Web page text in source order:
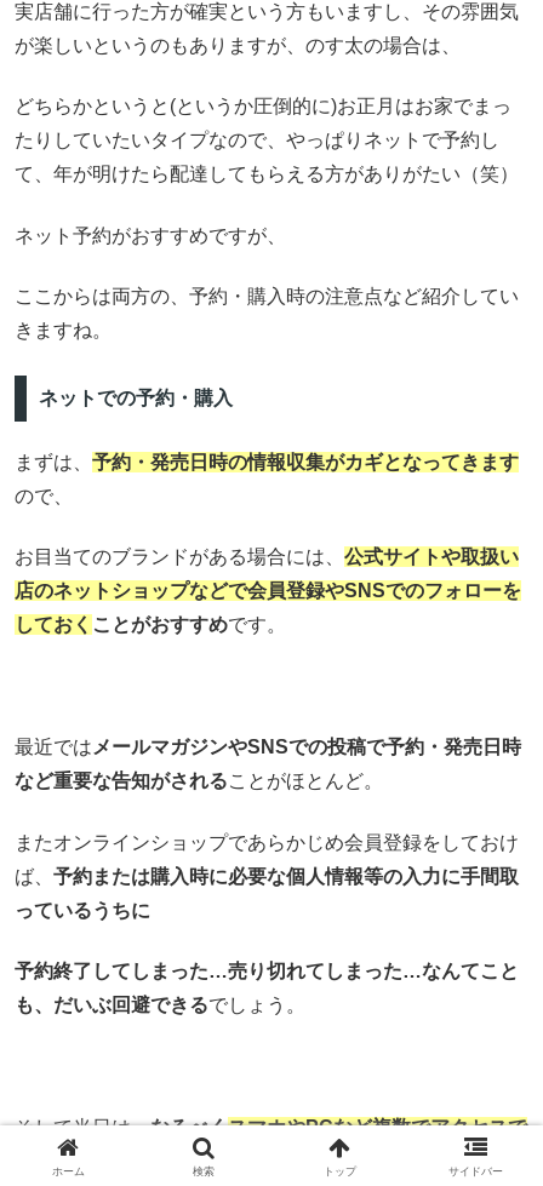
実店舗に行った方が確実という方もいますし、その雰囲気
が楽しいというのもありますが、のす太の場合は、
どちらかというと(というか圧倒的に)お正月はお家でまっ
たりしていたいタイプなので、やっぱりネットで予約し
て、年が明けたら配達してもらえる方がありがたい（笑）
ネット予約がおすすめですが、
ここからは両方の、予約・購入時の注意点など紹介してい
きますね。
ネットでの予約・購入
まずは、 予約・発売日時の情報収集がカギとなってきます
ので、
お目当てのブランドがある場合には、 公式サイトや取扱い
店のネットショップなどで会員登録やSNSでのフォローを
しておく ことがおすすめです。
最近では メールマガジンやSNSでの投稿で予約・発売日時
など重要な告知がされることがほとんど。
またオンラインショップであらかじめ会員登録をしておけ
ば、 予約または購入時に必要な個人情報等の入力に手間取
っているうちに
予約終了してしまった…売り切れてしまった…なんてこと
も、だいぶ回避できるでしょう。
そして当日は、なるべくスマホやPCなど複数でアクセスで
きるようにしておく
のもいいですね！
ホーム 検索 トップ サイドバー